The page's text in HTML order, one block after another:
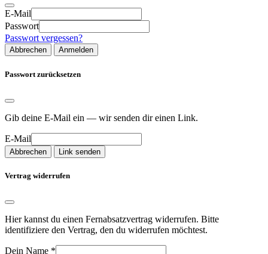
E-Mail
Passwort
Passwort vergessen?
Abbrechen Anmelden
Passwort zurücksetzen
Gib deine E-Mail ein — wir senden dir einen Link.
E-Mail
Abbrechen Link senden
Vertrag widerrufen
Hier kannst du einen Fernabsatzvertrag widerrufen. Bitte
identifiziere den Vertrag, den du widerrufen möchtest.
Dein Name *